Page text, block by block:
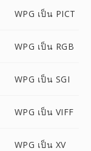
WPG เป็น PICT
WPG เป็น RGB
WPG เป็น SGI
WPG เป็น VIFF
WPG เป็น XV